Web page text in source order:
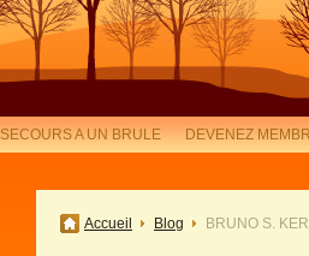
SECOURS A UN BRULE DEVENEZ
Accueil Blog BRUNO S.